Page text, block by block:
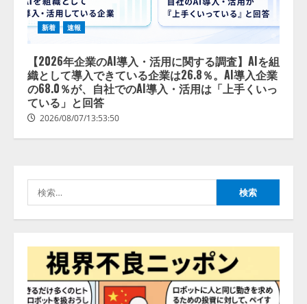
新着 速報
【2026年企業のAI導入・活用に関する調査】AIを組
織として導入できている企業は26.8％。AI導入企業
の68.0％が、自社でのAI導入・活用は「上手くいっ
ている」と回答
2026/08/07/13:53:50
索:
2
【2026年企業のAI導入・活用に関
する調査】AIを組織として導入で
きている企業は26.8％。AI導入企
業の68.0％が、自社でのAI導入・
活用は「上手くいっている」と回
答
ナレッジワーク、AIエンジニア油
の業界特化LLM」の開発とAI研究
2026/08/07/10:54:31
4
「TinhVan Technologies JSC.」と業
務提携
2026/08/06/14:54:32